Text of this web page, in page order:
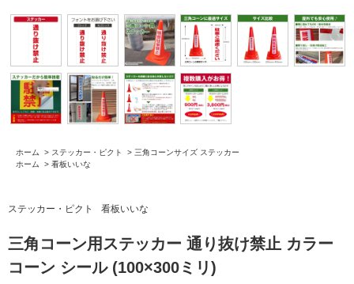
ホーム > ステッカー・ピクト > 三角コーンサイズ ステッカー
ホーム
> 看板いいな
ステッカー・ピクト 看板いいな
三角コーン用ステッカー 通り抜け禁止 カラー
コーン シール (100×300ミリ)